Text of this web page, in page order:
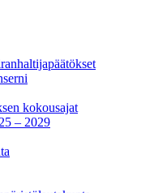
kokousajat
– 2029